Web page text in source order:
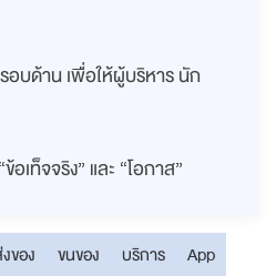
บด้าน เพื่อให้ผู้บริหาร นัก
เท็จจริง” และ “โอกาส”
ของ ขนของ บริการ
App